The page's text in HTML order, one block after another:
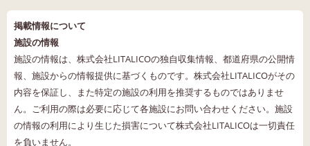
掲載情報について
施設の情報
施設の情報は、株式会社LITALICOの独自収集情報、都道府県の公開情
報、施設からの情報提供に基づくものです。株式会社LITALICOがその
内容を保証し、また特定の施設の利用を推奨するものではありませ
ん。ご利用の際は必要に応じて各施設にお問い合わせください。施設
の情報の利用により生じた損害について株式会社LITALICOは一切責任
を負いません。